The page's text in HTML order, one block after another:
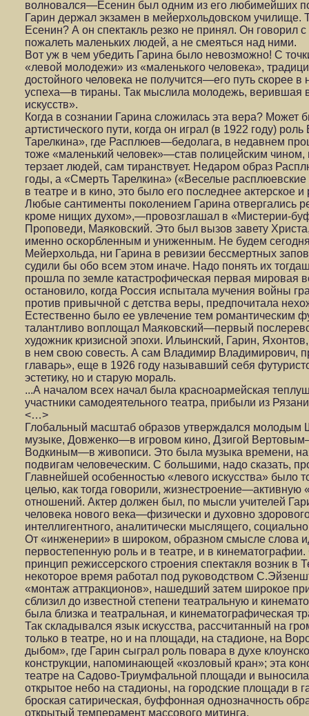
волновался—Есенин был одним из его любимейших
Гарин держал экзамен в мейерхольдовском училище.
Есенин? А он спектакль резко не принял. Он говорил
пожалеть маленьких людей, а не смеяться над ними.
Вот уж в чем убедить Гарина было невозможно! С
«левой молодежи» из «маленького человека»,
достойного человека не получится—его путь скорее
успеха—в тираны. Так мыслила молодежь, верившая
искусств».
Когда в сознании Гарина сложилась эта вера? Может
артистического пути, когда он играл (в 1922 году)
Тарелкина», где Расплюев—бедолага, в недавнем
тоже «маленький человек»—став полицейским чином,
терзает людей, сам тиранствует. Недаром образ
годы, а «Смерть Тарелкина» («Веселые
в театре и в кино, это было его последнее актерское
Любые сантименты поколением Гарина отвергались
кроме нищих духом»,—провозглашал в «Мистерии-
Проповеди, Маяковский. Это был вызов завету
именно оскорбленным и униженным. Не будем
Мейерхольда, ни Гарина в ревизии бессмертных
судили бы обо всем этом иначе. Надо понять их
прошла по земле катастрофическая первая мировая
остановило, когда Россия испытала мучения войны
против привычной с детства веры, предпочитала
Естественно было ее увлечение тем романтическим
талантливо воплощал Маяковский—первый
художник кризисной эпохи. Ильинский, Гарин,
в нем свою совесть. А сам Владимир Владимирович,
главарь», еще в 1926 году называвший себя
эстетику, но и старую мораль.
...А началом всех начал была красноармейская
участники самодеятельного театра, прибыли из
<…>
Глобальный масштаб образов утверждался молодым
музыке, Довженко—в игровом кино, Дзигой
Водкиным—в живописи. Это была музыка времени,
подвигам человеческим. С большими, надо сказать,
Главнейшей особенностью «левого искусства» было
целью, как тогда говорили, жизнестроение—активную
отношений. Актер должен был, по мысли учителей
человека нового века—физически и духовно
интеллигентного, аналитически мыслящего,
От «инженерии» в широком, образном смысле слова
первостепенную роль и в театре, и в
принцип режиссерского строения спектакля возник в
некоторое время работал под руководством
«монтаж аттракционов», нашедший затем широкое
сблизил до известной степени театральную и
была близка и театральная, и кинематографическая
Так складывался язык искусства, рассчитанный на
только в театре, но и на площади, на стадионе, на
дыбом», где Гарин сыграл роль повара в духе
конструкции, напоминающей «козловый кран»; эта
театре на Садово-Триумфальной площади и
открытое небо на стадионы, на городские площади в
броская сатирическая, буффонная однозначность
открытый темперамент массового митинга.